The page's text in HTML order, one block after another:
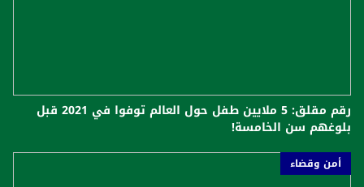
رقم مقلق: 5 ملايين طفل حول العالم توفوا في 2021 قبل
بلوغهم سن الخامسة!
أمن وقضاء